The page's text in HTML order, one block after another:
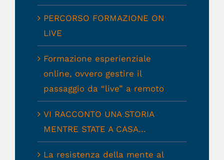
PERCORSO FORMAZIONE ON
LIVE
Formazione esperienziale
online, ovvero gestire il
passaggio da “live” a remoto
VI RACCONTO UNA STORIA
MENTRE STATE A CASA…
La resistenza della mente al